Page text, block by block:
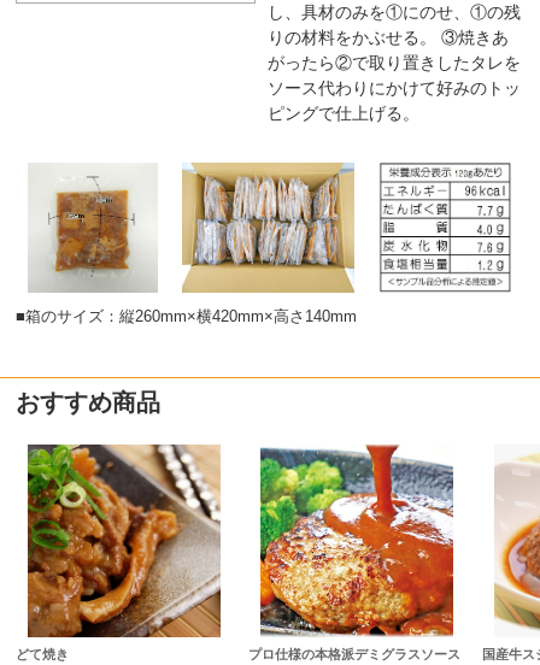
し、具材のみを①にのせ、①の残
りの材料をかぶせる。 ③焼きあ
がったら②で取り置きしたタレを
ソース代わりにかけて好みのトッ
ピングで仕上げる。
■箱のサイズ：縦260mm×横420mm×高さ140mm
おすすめ商品
どて焼き
プロ仕様の本格派デミグラスソース
国産牛ス